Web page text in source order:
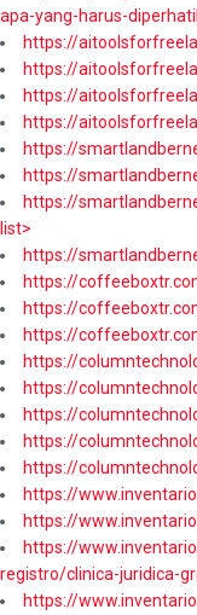
apa-yang-harus-
https://
https://
https://
https://
https://
https://
https://
list>
https://
https://
https://
https://
https://
https://
https://
https://
https://
https://
https://
https://
registro/clinica-juridica-
https://